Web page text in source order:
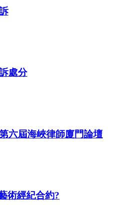
處分
六屆海峽律師廈門論壇
術經紀合約?